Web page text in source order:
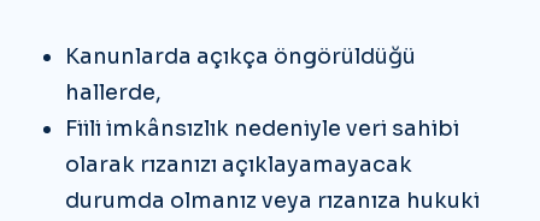
Kanunlarda açıkça öngörüldüğü
hallerde,
Fiili imkânsızlık nedeniyle veri sahibi
olarak rızanızı açıklayamayacak
durumda olmanız veya rızanıza hukuki